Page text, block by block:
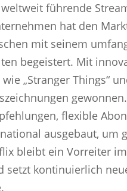
führende
hat den
mit seinem
begeistert. Mit
„Stranger Things“
flexible
ausgebaut, um
bleibt ein Vorreiter
setzt kontinuierlich